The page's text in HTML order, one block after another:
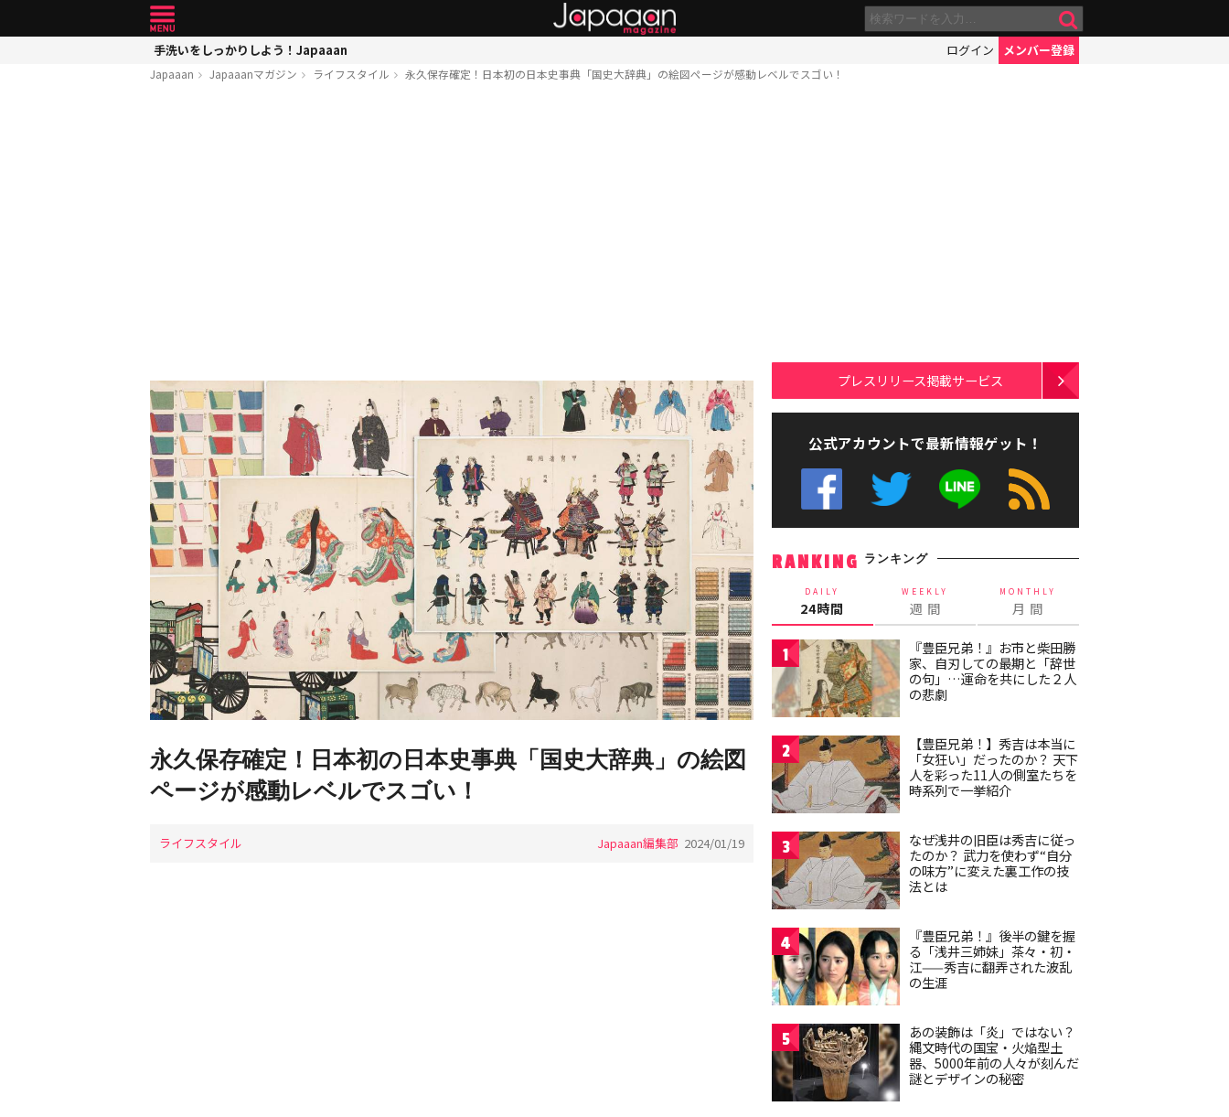
手洗いをしっかりしよう！Japaaan ログイン メンバー登録
Japaaan Japaaanマガジン ライフスタイル 永久保存確定！日本初の日本史事典「国史大辞典」の絵図ページが感動レベルでスゴい！
永久保存確定！日本初の日本史事典「国史大辞典」の絵図
ページが感動レベルでスゴい！
ライフスタイル Japaaan編集部 2024/01/19
プレスリリース掲載サービス
公式アカウントで最新情報ゲット！
RANKING ランキング
DAILY
24時間
WEEKLY
週 間
MONTHLY
月 間
1
『豊臣兄弟！』お市と柴田勝
家、自刃しての最期と「辞世
の句」…運命を共にした２人
の悲劇
2
【豊臣兄弟！】秀吉は本当に
「女狂い」だったのか？ 天下
人を彩った11人の側室たちを
時系列で一挙紹介
3
なぜ浅井の旧臣は秀吉に従っ
たのか？ 武力を使わず“自分
の味方”に変えた裏工作の技
法とは
4
『豊臣兄弟！』後半の鍵を握
る「浅井三姉妹」茶々・初・
江——秀吉に翻弄された波乱
の生涯
5
あの装飾は「炎」ではない？
縄文時代の国宝・火焔型土
器、5000年前の人々が刻んだ
謎とデザインの秘密